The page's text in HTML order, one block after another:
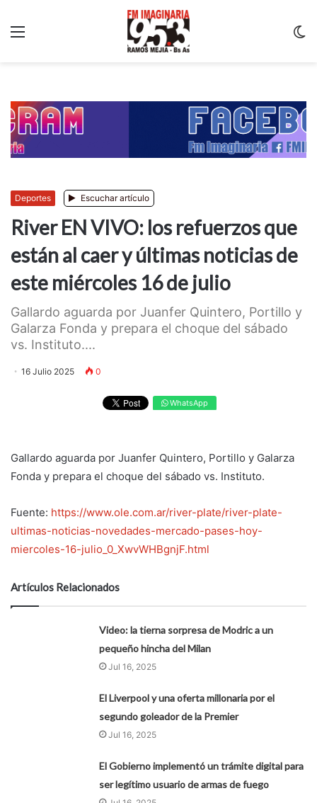
Deportes Escuchar artículo
River EN VIVO: los refuerzos que
están al caer y últimas noticias de
este miércoles 16 de julio
Gallardo aguarda por Juanfer Quintero, Portillo y
Galarza Fonda y prepara el choque del sábado
vs. Instituto....
16 Julio 2025 0
WhatsApp
Gallardo aguarda por Juanfer Quintero, Portillo y Galarza
Fonda y prepara el choque del sábado vs. Instituto.
Fuente: https://www.ole.com.ar/river-plate/river-plate-
ultimas-noticias-novedades-mercado-pases-hoy-
miercoles-16-julio_0_XwvWHBgnjF.html
Artículos Relacionados
Video: la tierna sorpresa de Modric a un
pequeño hincha del Milan
Jul 16, 2025
El Liverpool y una oferta millonaria por el
segundo goleador de la Premier
Jul 16, 2025
El Gobierno implementó un trámite digital para
ser legítimo usuario de armas de fuego